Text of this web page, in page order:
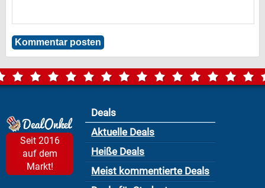
Seit 2016
auf dem
Markt!
Deals
Aktuelle Deals
Heiße Deals
Meist kommentierte Deals